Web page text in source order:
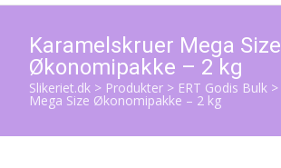
Karamelskruer Mega Size
Økonomipakke – 2 kg
Slikeriet.dk > Produkter > ERT Godis Bulk >
Mega Size Økonomipakke – 2 kg